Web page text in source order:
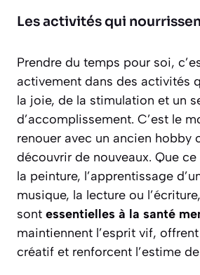
Les activités qui
Prendre du temps pour soi,
activement dans des activités
la joie, de la stimulation et un
d’accomplissement. C’est le
renouer avec un ancien hobby
découvrir de nouveaux. Que
la peinture, l’apprentissage
musique, la lecture ou
sont essentielles à la santé
maintiennent l’esprit vif,
créatif et renforcent l’estime